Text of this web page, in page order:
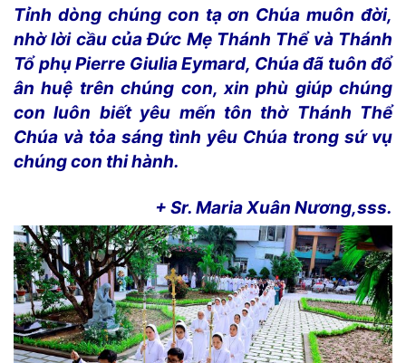
Tỉnh dòng chúng con tạ ơn Chúa muôn đời,
nhờ lời cầu của Đức Mẹ Thánh Thể và Thánh
Tổ phụ Pierre Giulia Eymard, Chúa đã tuôn đổ
ân huệ trên chúng con, xin phù giúp chúng
con luôn biết yêu mến tôn thờ Thánh Thể
Chúa và tỏa sáng tình yêu Chúa trong sứ vụ
chúng con thi hành.
+ Sr. Maria Xuân Nương,sss.